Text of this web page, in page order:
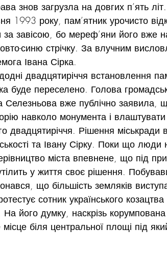
знов загрузла на довгих п’ять
1993 року, пам’ятник урочисто
за завісою, бо мереф’яни його вже
синю стрічку. За влучним
Івана Сірка.
двадцятиріччя встановлення
буде переселено. Голова
вже публічно заявила,
навколо монумента і
двадцятиріччя. Рішення міськради
та Івану Сірку. Поки що люди
міста впевнене, що під
у життя своє рішення.
що більшість земляків
сотник українського
його думку, наскрізь
біля центральної площі під